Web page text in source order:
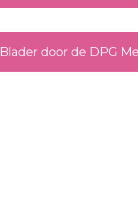
Blader door de DPG